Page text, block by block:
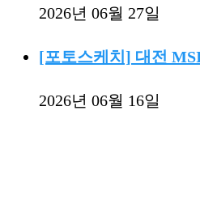
2026년 06월 27일
[포토스케치] 대전
2026년 06월 16일